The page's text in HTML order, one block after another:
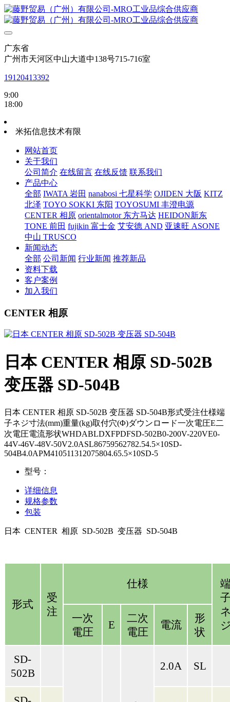
广东省
广州市天河区中山大道中138号715-716室
19120413392
9:00
18:00
米拓信息技术有限
网站首页
关于我们
公司简介 在线留言 在线反馈 联系我们
产品中心
全部 IWATA 岩田 nanabosi 七星科学 OJIDEN 大阪 KITZ
北泽 TOYO SOKKI 东阳 TOYOSUMI 丰澄电源
CENTER 相原 orientalmotor 东方马达 HEIDON新东
TONE 前田 fujikin 富士金 艾安德 AND 亚速旺 ASONE
中山 TRUSCO
新闻动态
全部 公司新闻 行业新闻 推荐新品
资料下载
客户案例
加入我们
CENTER 相原
日本 CENTER 相原 SD-502B
变压器 SD-504B
日本 CENTER 相原 SD-502B 变压器 SD-504B形式受注仕様端
子ネジ寸法(mm)重量(kg)取付穴(Φ)ダウンロード一次電圧E二
次電圧電流形状WHDABLDXFPDFSD-502B0-200V-220VE0-
44V-46V-48V-50V2.0ASL86759562782.54.5×10SD-
504B4.0APM410511312075804.65.5×10SD-5
型号：
详细信息
规格参数
包装
日本 CENTER 相原 SD-502B 变压器 SD-504B
形式
受
注
仕様
一次
電圧
E
二次
電圧
電流
形
状
SD-
502B
2.0A SL